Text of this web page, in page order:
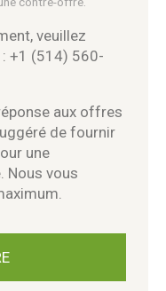
veuillez
+1 (514) 560-
aux offres
de fournir
une
Nous vous